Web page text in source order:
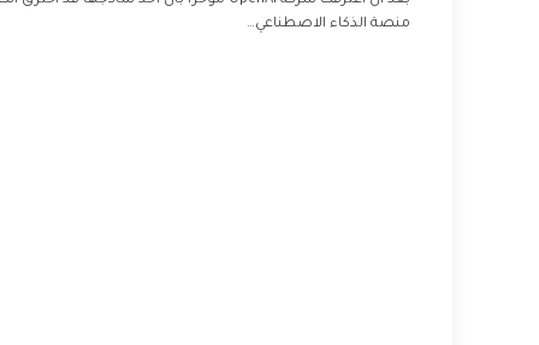
منصة الذكاء الاصطناعي…